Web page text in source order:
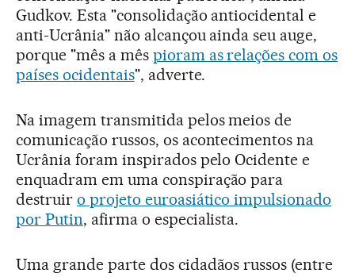
Gudkov. Esta "consolidação antiocidental e
anti-Ucrânia" não alcançou ainda seu auge,
porque "mês a mês pioram as relações com os
países ocidentais", adverte.
Na imagem transmitida pelos meios de
comunicação russos, os acontecimentos na
Ucrânia foram inspirados pelo Ocidente e
enquadram em uma conspiração para
destruir o projeto euroasiático impulsionado
por Putin, afirma o especialista.
Uma grande parte dos cidadãos russos (entre